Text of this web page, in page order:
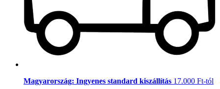
Magyarország: Ingyenes standard kiszállítás 17.000 Ft-tól